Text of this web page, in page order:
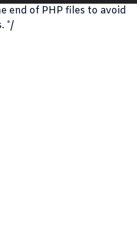
end of PHP files to avoid
*/